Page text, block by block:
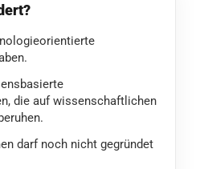
die auf wissenschaftlichen
darf noch nicht gegründet